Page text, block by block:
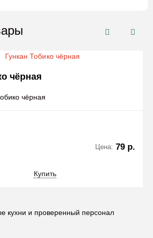
чёрная
чёрная
Цена: 79 р.
Купить
кухни и проверенный персонал